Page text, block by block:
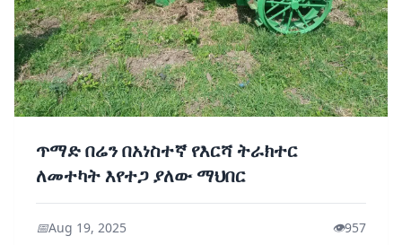
ጥማድ በሬን በአነስተኛ የእርሻ ትራክተር
ለመተካት እየተጋ ያለው ማህበር
📅Aug 19, 2025 👁️957